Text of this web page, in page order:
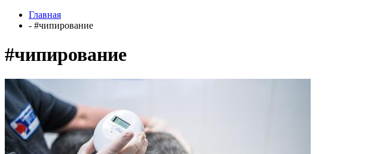
Главная
- #чипирование
#чипирование